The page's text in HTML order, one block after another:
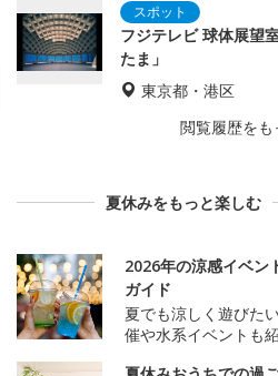
フジテレビ 球体展望
たま」
東京都・港区
閲覧履歴をも
夏休みをもっと楽しむ
2026年の涼感イベン
ガイド
夏でも涼しく遊びた
催や水系イベントも